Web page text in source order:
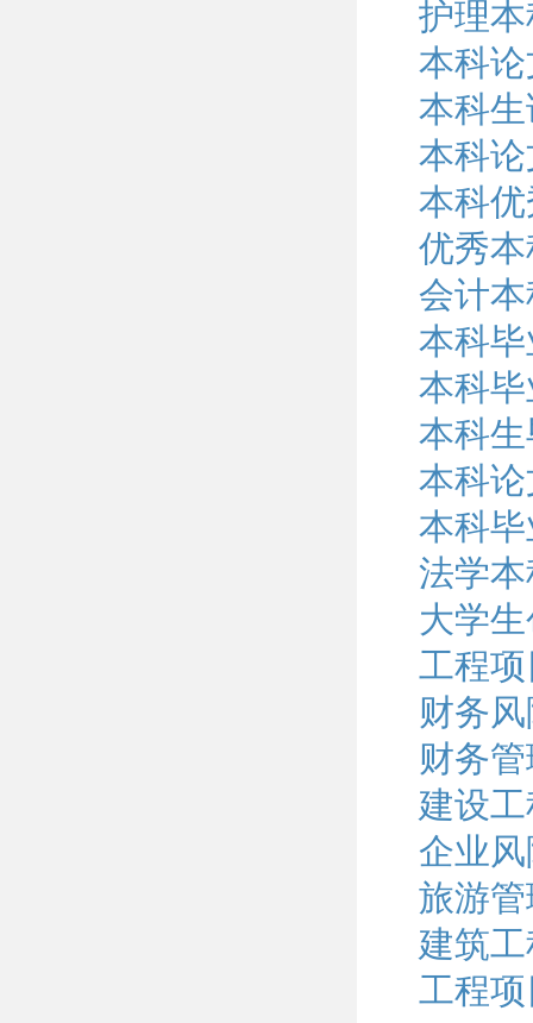
护理
本科
本科
本科
本科
优秀
会计
本科
本科
本科
本科
本科
法学
大学
工程
财务
财务
建设
企业
旅游
建筑
工程